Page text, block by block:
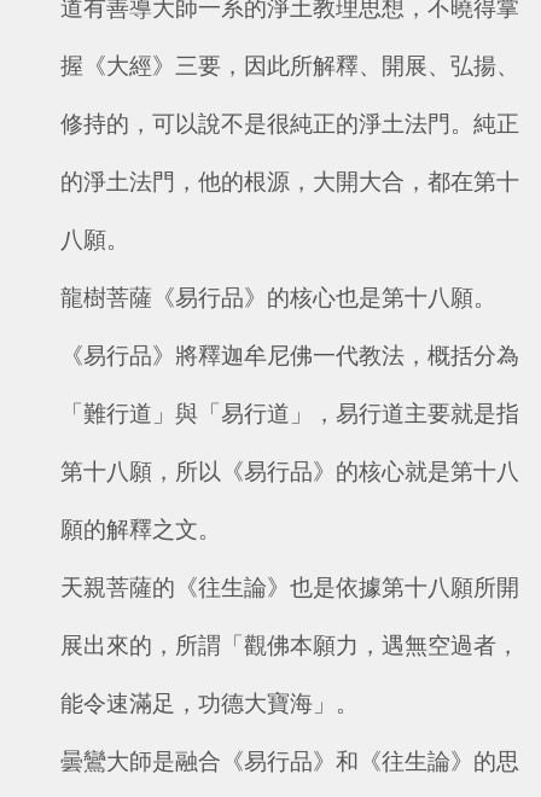
道有善導大師一系的淨土教理思想，不曉得掌
握《大經》三要，因此所解釋、開展、弘揚、
修持的，可以說不是很純正的淨土法門。純正
的淨土法門，他的根源，大開大合，都在第十
八願。
龍樹菩薩《易行品》的核心也是第十八願。
《易行品》將釋迦牟尼佛一代教法，概括分為
「難行道」與「易行道」，易行道主要就是指
第十八願，所以《易行品》的核心就是第十八
願的解釋之文。
天親菩薩的《往生論》也是依據第十八願所開
展出來的，所謂「觀佛本願力，遇無空過者，
能令速滿足，功德大寶海」。
曇鸞大師是融合《易行品》和《往生論》的思